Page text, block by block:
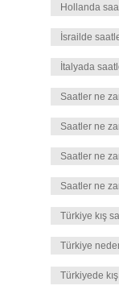
Hollanda
İsrailde
İtalyada
Saatler ne
Saatler ne
Saatler ne
Saatler ne
Türkiye kış
Türkiye
Türkiyede